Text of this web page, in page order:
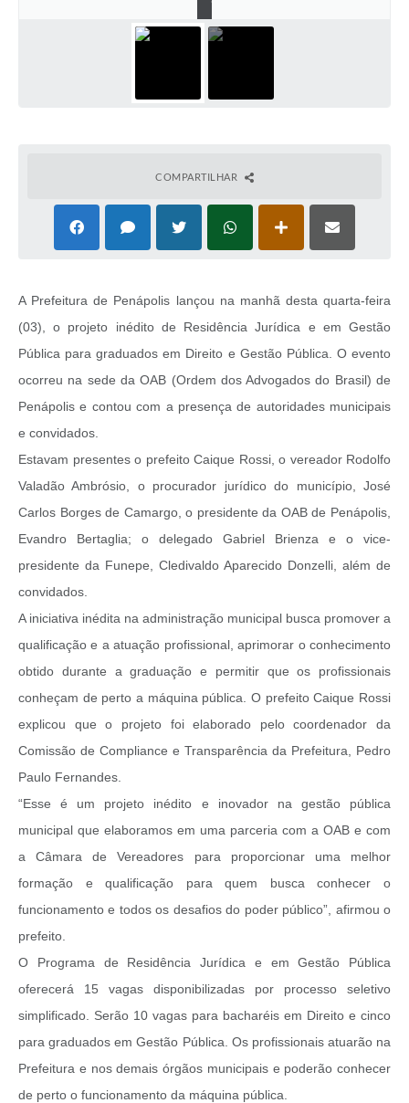
COMPARTILHAR
A Prefeitura de Penápolis lançou na manhã desta quarta-feira
(03), o projeto inédito de Residência Jurídica e em Gestão
Pública para graduados em Direito e Gestão Pública. O evento
ocorreu na sede da OAB (Ordem dos Advogados do Brasil) de
Penápolis e contou com a presença de autoridades municipais
e convidados.
Estavam presentes o prefeito Caique Rossi, o vereador Rodolfo
Valadão Ambrósio, o procurador jurídico do município, José
Carlos Borges de Camargo, o presidente da OAB de Penápolis,
Evandro Bertaglia; o delegado Gabriel Brienza e o vice-
presidente da Funepe, Cledivaldo Aparecido Donzelli, além de
convidados.
A iniciativa inédita na administração municipal busca promover a
qualificação e a atuação profissional, aprimorar o conhecimento
obtido durante a graduação e permitir que os profissionais
conheçam de perto a máquina pública. O prefeito Caique Rossi
explicou que o projeto foi elaborado pelo coordenador da
Comissão de Compliance e Transparência da Prefeitura, Pedro
Paulo Fernandes.
“Esse é um projeto inédito e inovador na gestão pública
municipal que elaboramos em uma parceria com a OAB e com
a Câmara de Vereadores para proporcionar uma melhor
formação e qualificação para quem busca conhecer o
funcionamento e todos os desafios do poder público”, afirmou o
prefeito.
O Programa de Residência Jurídica e em Gestão Pública
oferecerá 15 vagas disponibilizadas por processo seletivo
simplificado. Serão 10 vagas para bacharéis em Direito e cinco
para graduados em Gestão Pública. Os profissionais atuarão na
Prefeitura e nos demais órgãos municipais e poderão conhecer
de perto o funcionamento da máquina pública.